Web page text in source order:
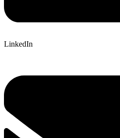
LinkedIn